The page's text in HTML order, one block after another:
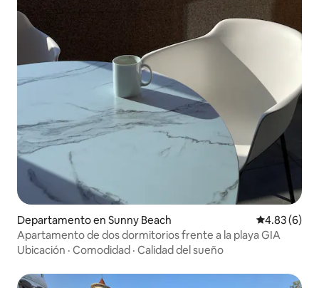
Departamento en Sunny Beach Calificación
4.83 (6)
Apartamento de dos dormitorios frente a la playa GIA
Ubicación · Comodidad · Calidad del sueño